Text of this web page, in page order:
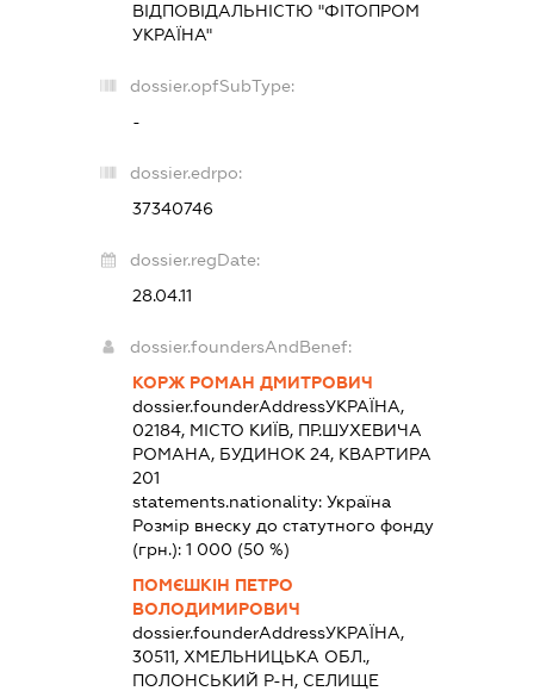
ВІДПОВІДАЛЬНІСТЮ "ФІТОПРОМ
УКРАЇНА"
dossier.opfSubType:
-
dossier.edrpo:
37340746
dossier.regDate:
28.04.11
dossier.foundersAndBenef:
КОРЖ РОМАН ДМИТРОВИЧ
dossier.founderAddressУКРАЇНА,
02184, МІСТО КИЇВ, ПР.ШУХЕВИЧА
РОМАНА, БУДИНОК 24, КВАРТИРА
201
statements.nationality:Україна
Розмір внеску до статутного фонду
(грн.):1 000 (50 %)
ПОМЄШКІН ПЕТРО
ВОЛОДИМИРОВИЧ
dossier.founderAddressУКРАЇНА,
30511, ХМЕЛЬНИЦЬКА ОБЛ.,
ПОЛОНСЬКИЙ Р-Н, СЕЛИЩЕ